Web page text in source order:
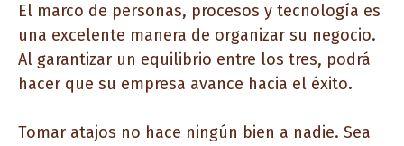
El marco de personas, procesos y tecnología es
una excelente manera de organizar su negocio.
Al garantizar un equilibrio entre los tres, podrá
hacer que su empresa avance hacia el éxito.
Tomar atajos no hace ningún bien a nadie. Sea